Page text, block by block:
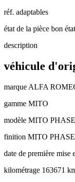
réf. adaptables
état de la pièce bon état
description
véhicule
marque ALFA
gamme MITO
modèle MITO
finition MITO
date de première mise
kilométrage 163671